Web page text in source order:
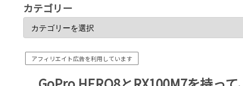
カテゴリー
アフィリエイト広告を利用しています